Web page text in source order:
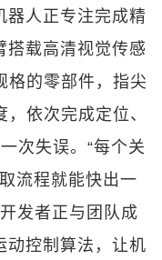
器人正专注完成精
搭载高清视觉传感
格的零部件，指尖
依次完成定位、
次失误。“每个关
流程就能快出一
发者正与团队成
动控制算法，让机